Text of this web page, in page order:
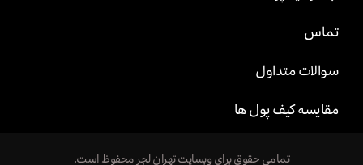
تماس
سوالات متداول
مقایسه کیف پول ها
تمامی حقوق برای وبسایت تهران لجر محفوظ است.